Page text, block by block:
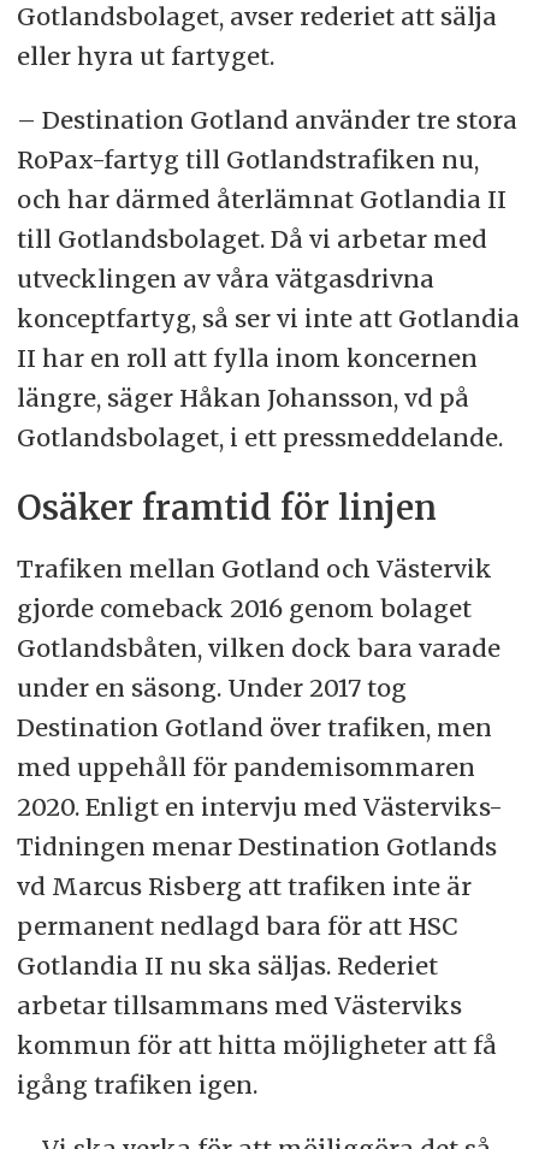
Gotlandsbolaget, avser rederiet att sälja
eller hyra ut fartyget.
– Destination Gotland använder tre stora
RoPax-fartyg till Gotlandstrafiken nu,
och har därmed återlämnat Gotlandia II
till Gotlandsbolaget. Då vi arbetar med
utvecklingen av våra vätgasdrivna
konceptfartyg, så ser vi inte att Gotlandia
II har en roll att fylla inom koncernen
längre, säger Håkan Johansson, vd på
Gotlandsbolaget, i ett pressmeddelande.
Osäker framtid för linjen
Trafiken mellan Gotland och Västervik
gjorde comeback 2016 genom bolaget
Gotlandsbåten, vilken dock bara varade
under en säsong. Under 2017 tog
Destination Gotland över trafiken, men
med uppehåll för pandemisommaren
2020. Enligt en intervju med Västerviks-
Tidningen menar Destination Gotlands
vd Marcus Risberg att trafiken inte är
permanent nedlagd bara för att HSC
Gotlandia II nu ska säljas. Rederiet
arbetar tillsammans med Västerviks
kommun för att hitta möjligheter att få
igång trafiken igen.